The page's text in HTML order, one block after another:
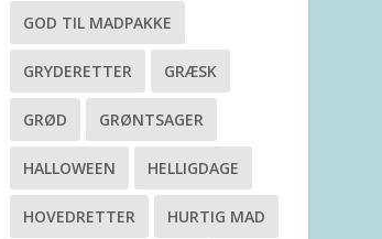
GOD TIL MADPAKKE
GRYDERETTER GRÆSK
GRØD GRØNTSAGER
HALLOWEEN HELLIGDAGE
HOVEDRETTER HURTIG MAD